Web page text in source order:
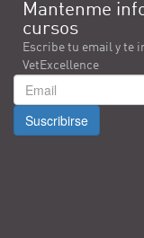
Mantenme
cursos
Escribe tu email y te
VetExcellence
Suscribirse